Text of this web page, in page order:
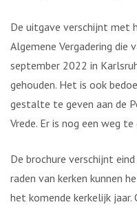
De uitgave verschijnt met
Algemene Vergadering
september 2022 in
gehouden. Het is ook
gestalte te geven aan de
Vrede. Er is nog een weg te
De brochure verschijnt
raden van kerken kunnen
het komende kerkelijk jaar.